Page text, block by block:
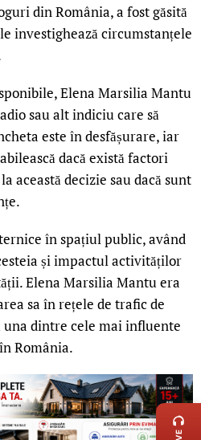
din România, a fost găsită
investighează circumstanțele
Elena Marsilia Mantu
sau alt indiciu care să
este în desfășurare, iar
dacă există factori
această decizie sau dacă sunt
în spațiul public, având
și impactul activităților
Elena Marsilia Mantu era
sa în rețele de trafic de
dintre cele mai influente
România.
LIVE